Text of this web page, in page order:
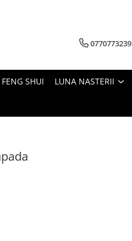
0770773239
FENG SHUI LUNA NASTERII